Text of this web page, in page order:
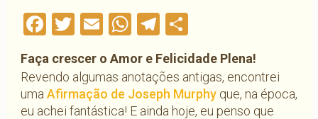
Facebook
Twitter
EmailWhatsApp
Telegram
Faça crescer o Amor e Felicidade Plena!
Revendo algumas anotações antigas, encontrei
uma Afirmação de Joseph Murphyque, na época,
eu achei fantástica! E ainda hoje, eu penso que